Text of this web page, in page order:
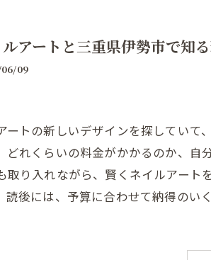
アートと三重県伊勢市で知
09
ートの新しいデザインを探してい
どれくらいの料金がかかるのか、
取り入れながら、賢くネイルアー
読後には、予算に合わせて納得の